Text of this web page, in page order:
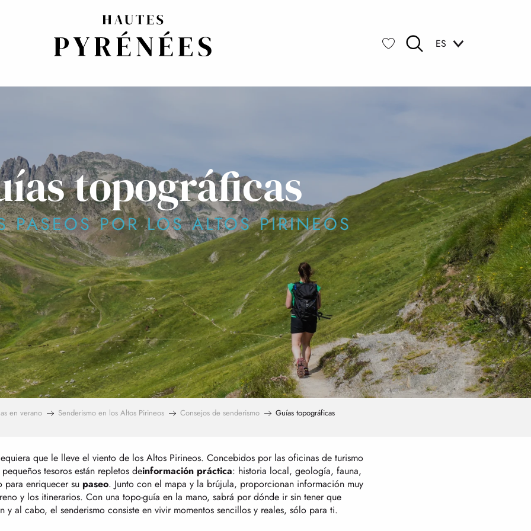
ES
topográficas
PASEOS POR LOS ALTOS PIRINEOS
en verano Senderismo en los Altos Pirineos Consejos de senderismo Guías topográficas
que le lleve el viento de los Altos Pirineos. Concebidos por las oficinas de turismo
tesoros están repletos deinformación práctica: historia local, geología, fauna,
enriquecer su paseo. Junto con el mapa y la brújula, proporcionan información muy
y los itinerarios. Con una topo-guía en la mano, sabrá por dónde ir sin tener que
y al cabo, el senderismo consiste en vivir momentos sencillos y reales, sólo para ti.